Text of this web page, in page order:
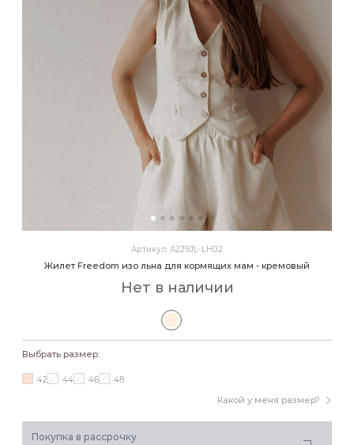
Артикул: А229JL-LH02
Жилет Freedom изо льна для кормящих мам - кремовый
Нет в наличии
Выбрать размер:
Какой у меня размер?
42 44 46 48
Покупка в рассрочку